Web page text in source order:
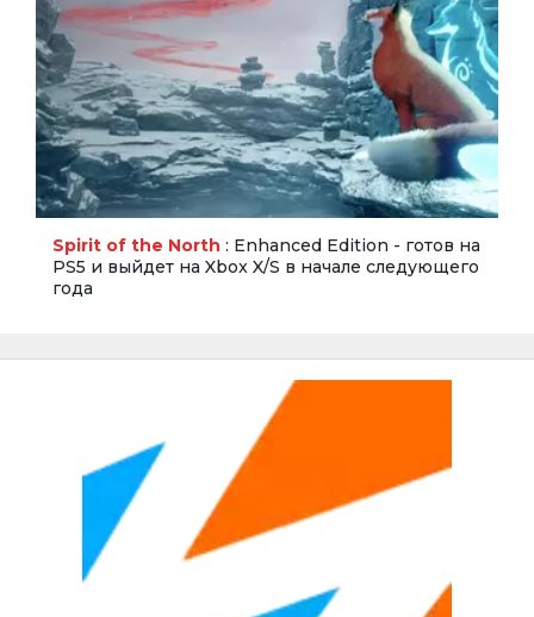
Spirit of the North : Enhanced Edition - готов на
PS5 и выйдет на Xbox X/S в начале следующего
года